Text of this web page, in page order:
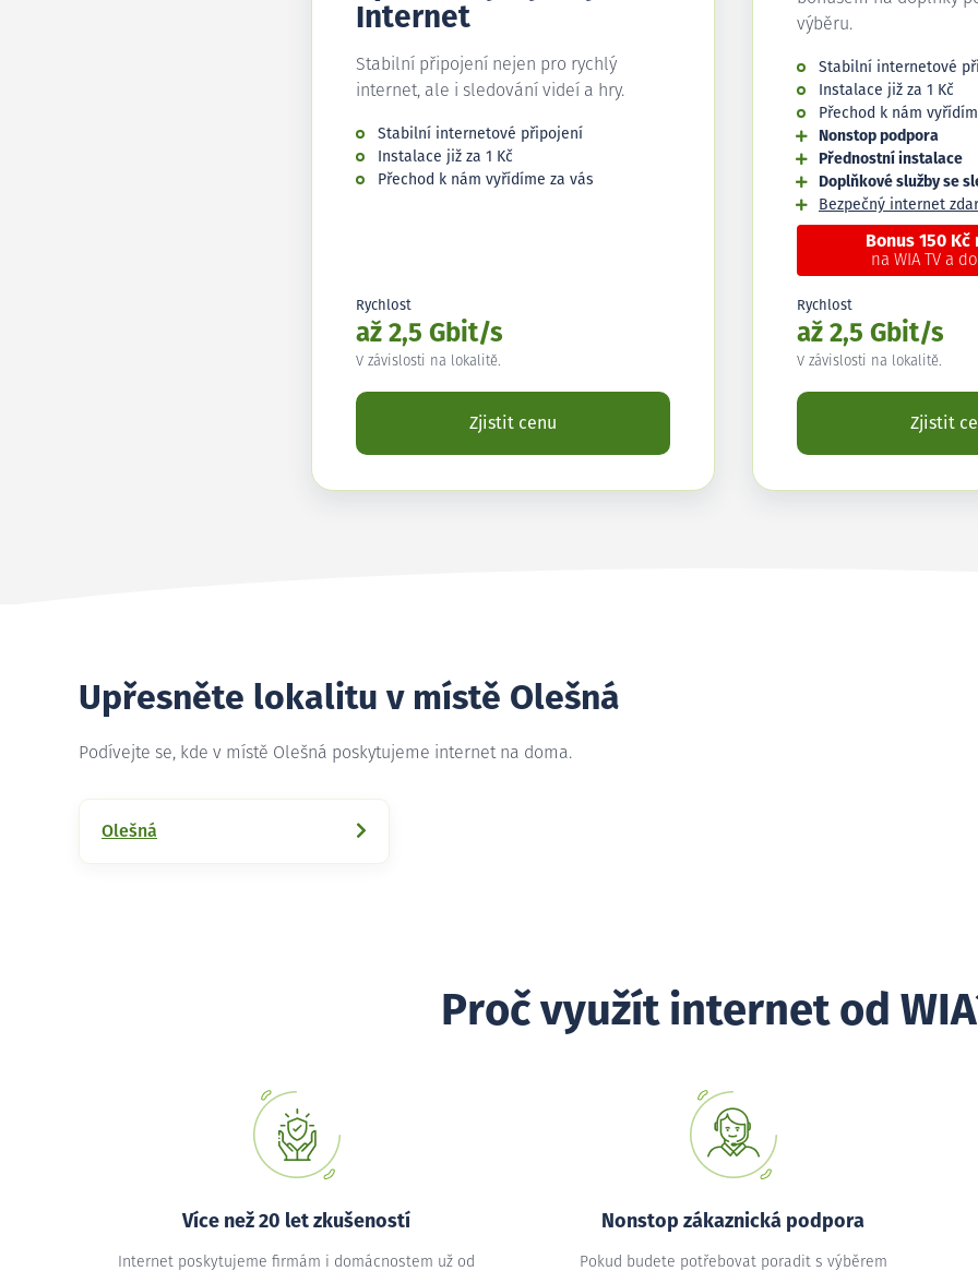
Internet
Stabilní připojení nejen pro rychlý
internet, ale i sledování videí a hry.
Stabilní internetové připojení
Instalace již za 1 Kč
Přechod k nám vyřídíme za vás
Rychlost
až 2,5 Gbit/s
V závislosti na lokalitě.
Zjistit cenu
výběru.
Stabilní internetové
Instalace již za 1 Kč
Přechod k nám
Nonstop podpora
Přednostní instalace
Doplňkové služby se
Bezpečný internet
Bonus 150
na WIA TV a
Rychlost
až 2,5 Gbit/s
V závislosti na lokalitě.
Zjistit
Upřesněte lokalitu v místě Olešná
Podívejte se, kde v místě Olešná poskytujeme internet na doma.
Olešná
Proč využít internet od
Více než 20 let zkušeností
Internet poskytujeme firmám i domácnostem už od
Nonstop zákaznická podpora
Pokud budete potřebovat poradit s výběrem